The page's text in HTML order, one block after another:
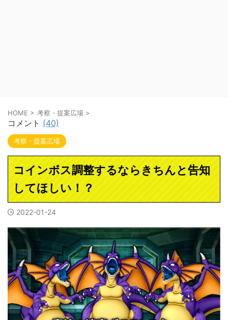
HOME > 考察・提案広場 >
コメント (40)
考察・提案広場
コインボス調整するならきちんと告知
してほしい！？
2022-01-24